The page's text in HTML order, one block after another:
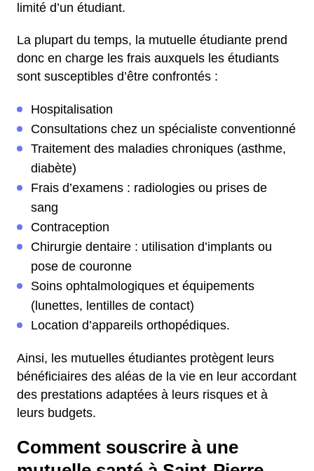
limité d’un étudiant.
La plupart du temps, la mutuelle étudiante prend
donc en charge les frais auxquels les étudiants
sont susceptibles d’être confrontés :
Hospitalisation
Consultations chez un spécialiste conventionné
Traitement des maladies chroniques (asthme,
diabète)
Frais d’examens : radiologies ou prises de
sang
Contraception
Chirurgie dentaire : utilisation d’implants ou
pose de couronne
Soins ophtalmologiques et équipements
(lunettes, lentilles de contact)
Location d’appareils orthopédiques.
Ainsi, les mutuelles étudiantes protègent leurs
bénéficiaires des aléas de la vie en leur accordant
des prestations adaptées à leurs risques et à
leurs budgets.
Comment souscrire à une